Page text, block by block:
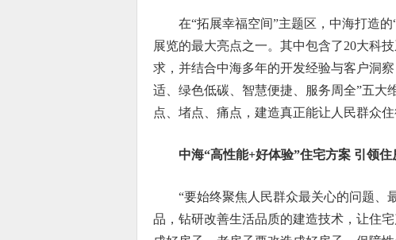
在“拓展幸福空间”主题区，中海打造
展览的最大亮点之一。其中包含了20大科
求，并结合中海多年的开发经验与客户洞
适、绿色低碳、智慧便捷、服务周全”五大
点、堵点、痛点，建造真正能让人民群众住
中海“高性能+好体验”住宅方案 引领住
“要始终聚焦人民群众最关心的问题、
品，钻研改善生活品质的建造技术，让住